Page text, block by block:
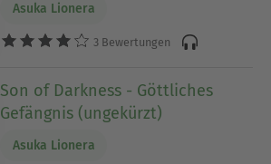
Asuka Lionera
3 Bewertungen
Son of Darkness - Göttliches
Gefängnis (ungekürzt)
Asuka Lionera